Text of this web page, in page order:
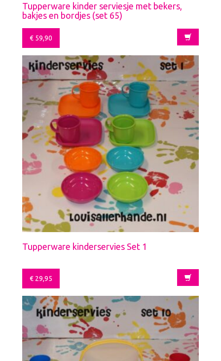
Tupperware kinder serviesje met bekers,
bakjes en bordjes (set 65)
€ 59,90
Tupperware kinderservies Set 1
€ 29,95